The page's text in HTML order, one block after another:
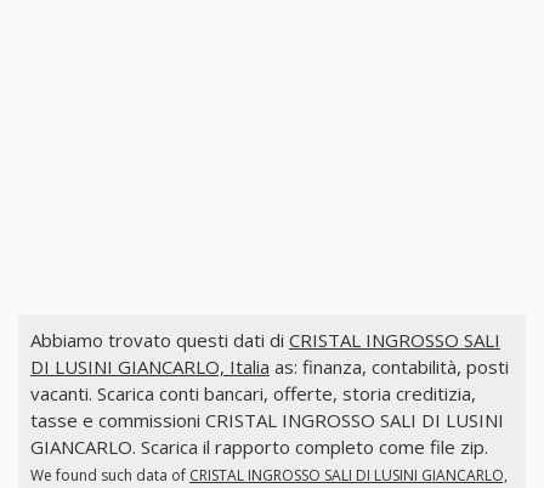
Abbiamo trovato questi dati di CRISTAL INGROSSO SALI
DI LUSINI GIANCARLO, Italia as: finanza, contabilità, posti
vacanti. Scarica conti bancari, offerte, storia creditizia,
tasse e commissioni CRISTAL INGROSSO SALI DI LUSINI
GIANCARLO. Scarica il rapporto completo come file zip.
We found such data of CRISTAL INGROSSO SALI DI LUSINI GIANCARLO,